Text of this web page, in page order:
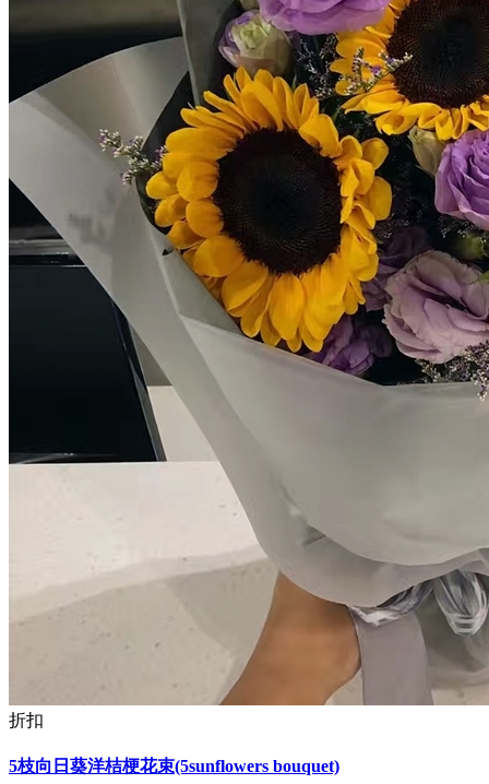
折扣
5枝向日葵洋桔梗花束(5sunflowers bouquet)